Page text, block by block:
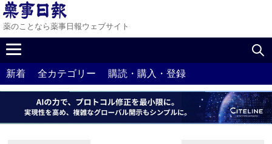
薬のことなら薬事日報ウェブサイト
新着 全カテゴリー 購読・購入・登録